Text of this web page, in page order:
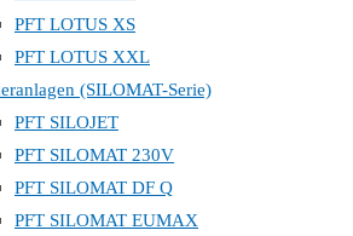
PFT LOTUS XS
PFT LOTUS XXL
(SILOMAT-Serie)
PFT SILOJET
PFT SILOMAT 230V
PFT SILOMAT DF Q
PFT SILOMAT EUMAX